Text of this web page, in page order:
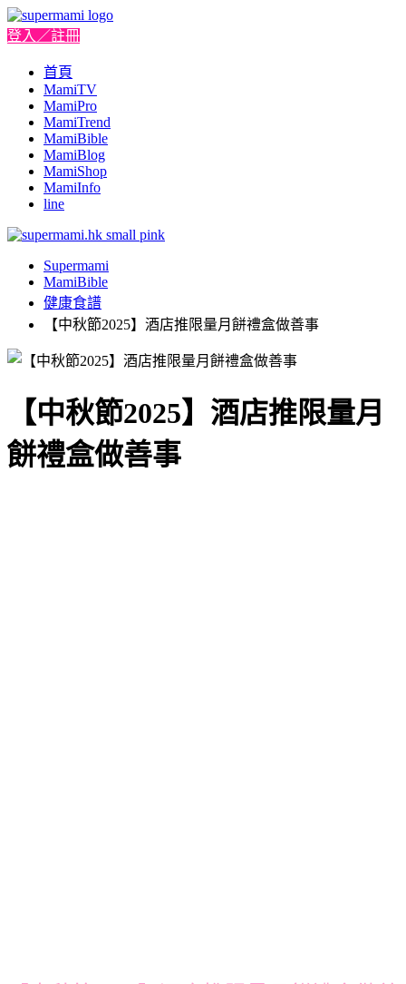
登入／註冊
首頁
MamiTV
MamiPro
MamiTrend
MamiBible
MamiBlog
MamiShop
MamiInfo
line
Supermami
MamiBible
健康食譜
【中秋節2025】酒店推限量月餅禮盒做善事
【中秋節2025】酒店推限量月
餅禮盒做善事